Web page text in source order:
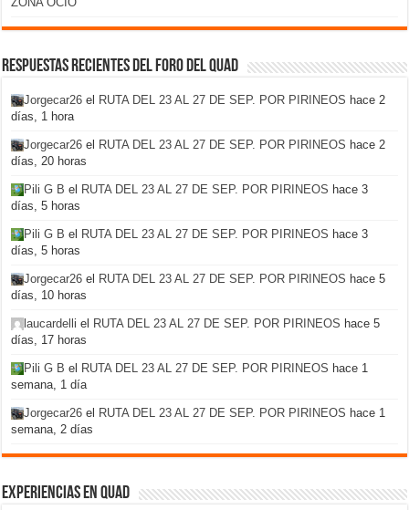
Respuestas recientes del foro del Quad
Jorgecar26 el RUTA DEL 23 AL 27 DE SEP. POR PIRINEOS hace 2
días, 1 hora
Jorgecar26 el RUTA DEL 23 AL 27 DE SEP. POR PIRINEOS hace 2
días, 20 horas
Pili G B el RUTA DEL 23 AL 27 DE SEP. POR PIRINEOS hace 3
días, 5 horas
Pili G B el RUTA DEL 23 AL 27 DE SEP. POR PIRINEOS hace 3
días, 5 horas
Jorgecar26 el RUTA DEL 23 AL 27 DE SEP. POR PIRINEOS hace 5
días, 10 horas
laucardelli el RUTA DEL 23 AL 27 DE SEP. POR PIRINEOS hace 5
días, 17 horas
Pili G B el RUTA DEL 23 AL 27 DE SEP. POR PIRINEOS hace 1
semana, 1 día
Jorgecar26 el RUTA DEL 23 AL 27 DE SEP. POR PIRINEOS hace 1
semana, 2 días
Experiencias en Quad